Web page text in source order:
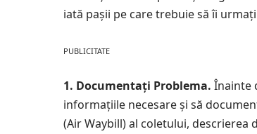
iată pașii pe care trebuie să îi
PUBLICITATE
1. Documentați Problema. Înainte
informațiile necesare și să
(Air Waybill) al coletului,